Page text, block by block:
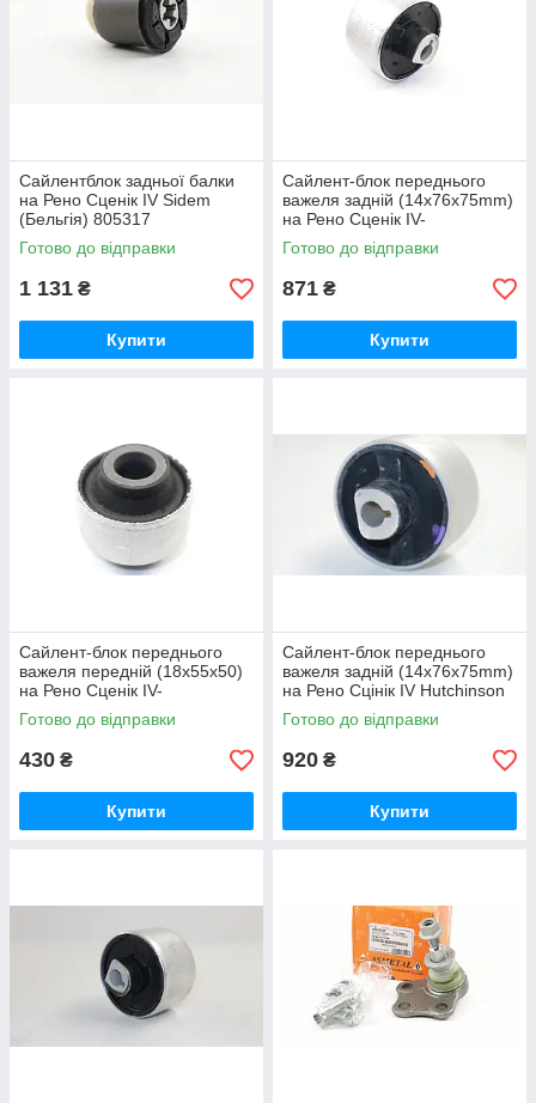
Сайлентблок задньої балки
на Рено Сценік IV Sidem
(Бельгія) 805317
Готово до відправки
1 131 ₴
Купити
Сайлент-блок переднього
важеля задній (14x76x75mm)
на Рено Сценік IV-
SIDEM(Бельгія) 805650
Готово до відправки
871 ₴
Купити
Сайлент-блок переднього
важеля передній (18x55x50)
на Рено Сценік IV-
MOOG(Німеччина)
RESB15540
Готово до відправки
430 ₴
Купити
Сайлент-блок переднього
важеля задній (14x76x75mm)
на Рено Сцінік IV Hutchinson
(Франція) 560624
Готово до відправки
920 ₴
Купити